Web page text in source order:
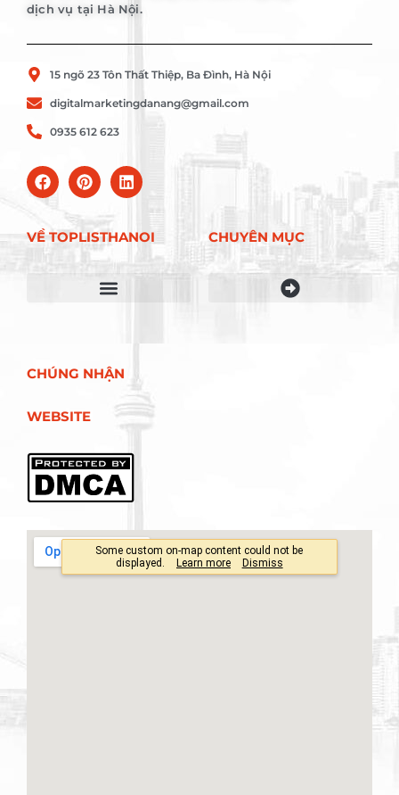
dịch vụ tại Hà Nội.
15 ngõ 23 Tôn Thất Thiệp, Ba Đình, Hà Nội
digitalmarketingdanang@gmail.com
0935 612 623
VỀ TOPLISTHANOI
CHÚNG NHẬN
WEBSITE
CHUYÊN MỤC